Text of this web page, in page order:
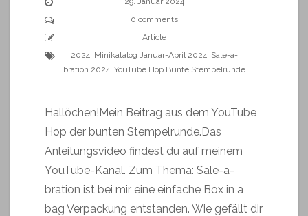
0 comments
Article
2024, Minikatalog Januar-April 2024, Sale-a-
bration 2024, YouTube Hop Bunte Stempelrunde
Hallöchen!Mein Beitrag aus dem YouTube
Hop der bunten Stempelrunde.Das
Anleitungsvideo findest du auf meinem
YouTube-Kanal. Zum Thema: Sale-a-
bration ist bei mir eine einfache Box in a
bag Verpackung entstanden. Wie gefällt dir